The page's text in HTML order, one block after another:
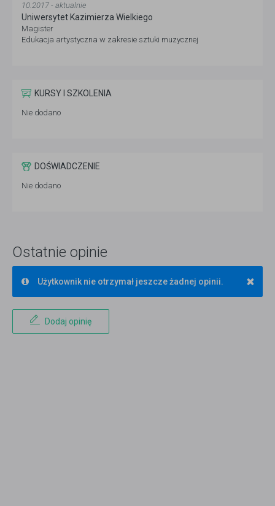
10.2017 - aktualnie
Uniwersytet Kazimierza Wielkiego
Magister
Edukacja artystyczna w zakresie sztuki muzycznej
KURSY I SZKOLENIA
Nie dodano
DOŚWIADCZENIE
Nie dodano
Ostatnie opinie
×
Użytkownik nie otrzymał jeszcze żadnej opinii.
Dodaj opinię